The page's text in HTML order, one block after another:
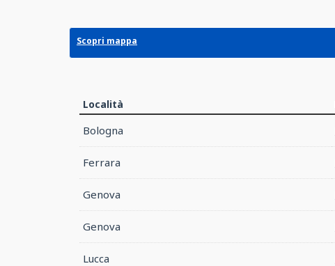
Scopri mappa
Località
Bologna
Ferrara
Genova
Genova
Lucca